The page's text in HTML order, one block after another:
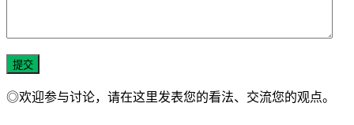
◎欢迎参与讨论，请在这里发表您的看法、交流您的观点。